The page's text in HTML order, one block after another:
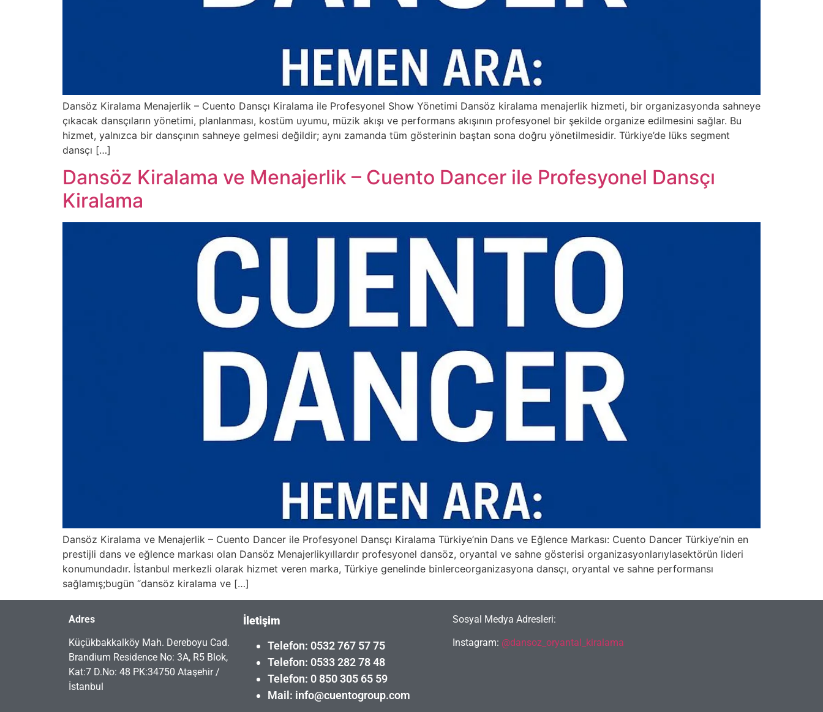
Dansöz Kiralama Menajerlik – Cuento Dansçı Kiralama ile Profesyonel Show Yönetimi Dansöz kiralama menajerlik hizmeti, bir organizasyonda sahneye
çıkacak dansçıların yönetimi, planlanması, kostüm uyumu, müzik akışı ve performans akışının profesyonel bir şekilde organize edilmesini sağlar. Bu
hizmet, yalnızca bir dansçının sahneye gelmesi değildir; aynı zamanda tüm gösterinin baştan sona doğru yönetilmesidir. Türkiye’de lüks segment
dansçı […]
Dansöz Kiralama ve Menajerlik – Cuento Dancer ile Profesyonel Dansçı
Kiralama
Dansöz Kiralama ve Menajerlik – Cuento Dancer ile Profesyonel Dansçı Kiralama Türkiye’nin Dans ve Eğlence Markası: Cuento Dancer Türkiye’nin en
prestijli dans ve eğlence markası olan Dansöz Menajerlikyıllardır profesyonel dansöz, oryantal ve sahne gösterisi organizasyonlarıylasektörün lideri
konumundadır. İstanbul merkezli olarak hizmet veren marka, Türkiye genelinde binlerceorganizasyona dansçı, oryantal ve sahne performansı
sağlamış;bugün “dansöz kiralama ve […]
Adres
Küçükbakkalköy Mah. Dereboyu Cad.
Brandium Residence No: 3A, R5 Blok,
Kat:7 D.No: 48 PK:34750 Ataşehir /
İstanbul
İletişim
Telefon: 0532 767 57 75
Telefon: 0533 282 78 48
Telefon: 0 850 305 65 59
Mail: info@cuentogroup.com
Sosyal Medya Adresleri:
Instagram: @dansoz_oryantal_kiralama